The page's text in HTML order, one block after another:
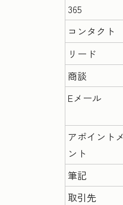
365
コンタクト
リード
商談
Eメール
アポイントメ
ント
筆記
取引先